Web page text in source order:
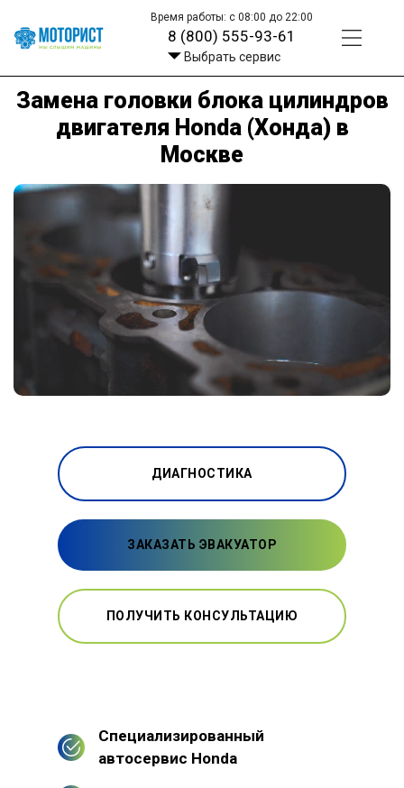
Время работы: с 08:00 до 22:00
8 (800) 555-93-61
Выбрать сервис
Замена головки блока цилиндров
двигателя Honda (Хонда) в
Москве
ДИАГНОСТИКА
ЗАКАЗАТЬ ЭВАКУАТОР
ПОЛУЧИТЬ КОНСУЛЬТАЦИЮ
Специализированный
автосервис Honda